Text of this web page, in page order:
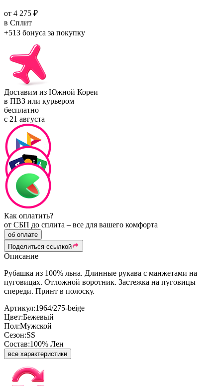
от 4 275 ₽
в Сплит
+513 бонуса за покупку
Доставим из Южной Кореи
в ПВЗ или курьером
бесплатно
с 21 августа
Как оплатить?
от СБП до сплита – все для вашего комфорта
об оплате
Поделиться ссылкой
Описание
Рубашка из 100% льна. Длинные рукава с манжетами на
пуговицах. Отложной воротник. Застежка на пуговицы
спереди. Принт в полоску.
Артикул:1964/275-beige
Цвет:Бежевый
Пол:Мужской
Сезон:SS
Состав:100% Лен
все характеристики